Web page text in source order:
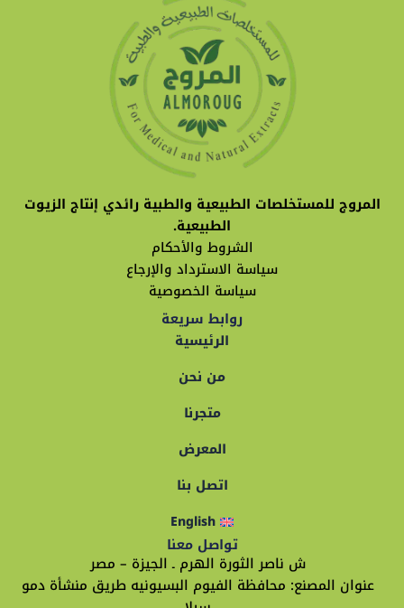
المروج للمستخلصات الطبيعية والطبية رائدي إنتاج الزيوت
الطبيعية.
الشروط والأحكام
سياسة الاسترداد والإرجاع
سياسة الخصوصية
روابط سريعة
الرئيسية
من نحن
متجرنا
المعرض
اتصل بنا
English
تواصل معنا
ش ناصر الثورة الهرم ـ الجيزة – مصر
عنوان المصنع: محافظة الفيوم البسيونيه طريق منشأة دمو